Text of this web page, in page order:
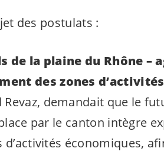
des postulats :
de la plaine du Rhône –
des zones d’activités
demandait que le
par le canton intègre
d’activités économiques,